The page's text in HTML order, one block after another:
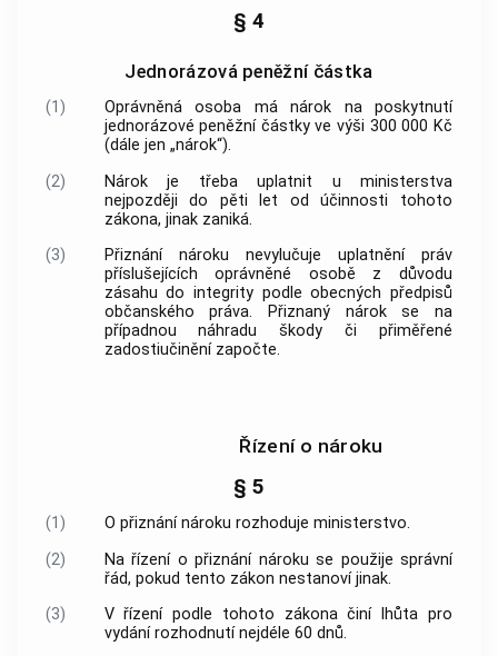
§ 4
Jednorázová peněžní částka
(1) Oprávněná osoba má nárok na poskytnutí
jednorázové peněžní částky ve výši 300 000 Kč
(dále jen „nárok“).
(2)
Nárok je třeba uplatnit u ministerstva
nejpozději do pěti let od účinnosti tohoto
zákona, jinak zaniká.
(3)
Přiznání nároku nevylučuje uplatnění práv
příslušejícíchoprávněné osobě z důvodu
zásahu do integrity podle obecných předpisů
občanského práva. Přiznaný nárok se na
případnou náhradu škody či přiměřené
zadostiučinění započte.
Řízení o nároku
§ 5
(1)
O přiznání nároku rozhoduje ministerstvo.
(2)
Na řízení o přiznání nároku se použije správní
řád, pokud tento zákon nestanoví jinak.
(3)
V řízení podle tohoto zákona činí lhůta pro
vydání rozhodnutí nejdéle 60 dnů.